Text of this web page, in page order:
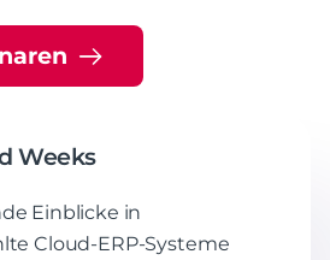
Weeks
Einblicke in
Cloud-ERP-Systeme